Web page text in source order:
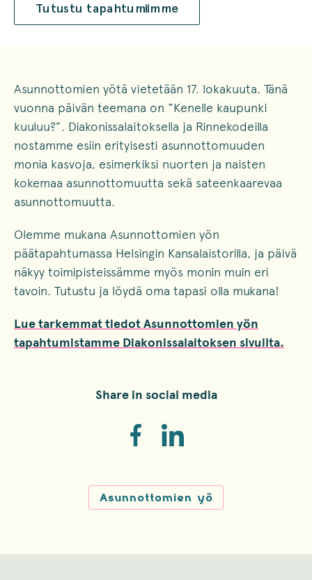
Tutustu tapahtumiimme
Asunnottomien yötä vietetään 17. lokakuuta. Tänä
vuonna päivän teemana on “Kenelle kaupunki
kuuluu?”. Diakonissalaitoksella ja Rinnekodeilla
nostamme esiin erityisesti asunnottomuuden
monia kasvoja, esimerkiksi nuorten ja naisten
kokemaa asunnottomuutta sekä sateenkaarevaa
asunnottomuutta.
Olemme mukana Asunnottomien yön
päätapahtumassa Helsingin Kansalaistorilla, ja päivä
näkyy toimipisteissämme myös monin muin eri
tavoin. Tutustu ja löydä oma tapasi olla mukana!
Lue tarkemmat tiedot Asunnottomien yön
tapahtumistamme Diakonissalaitoksen sivuilta.
Share in social media
Asunnottomien yö